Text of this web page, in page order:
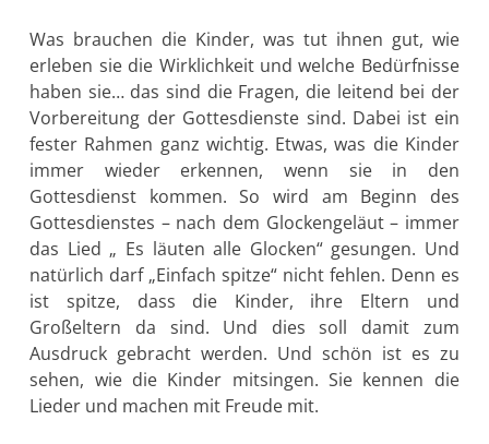
Was brauchen die Kinder, was tut ihnen gut, wie
erleben sie die Wirklichkeit und welche Bedürfnisse
haben sie… das sind die Fragen, die leitend bei der
Vorbereitung der Gottesdienste sind. Dabei ist ein
fester Rahmen ganz wichtig. Etwas, was die Kinder
immer wieder erkennen, wenn sie in den
Gottesdienst kommen. So wird am Beginn des
Gottesdienstes – nach dem Glockengeläut – immer
das Lied „ Es läuten alle Glocken“ gesungen. Und
natürlich darf „Einfach spitze“ nicht fehlen. Denn es
ist spitze, dass die Kinder, ihre Eltern und
Großeltern da sind. Und dies soll damit zum
Ausdruck gebracht werden. Und schön ist es zu
sehen, wie die Kinder mitsingen. Sie kennen die
Lieder und machen mit Freude mit.